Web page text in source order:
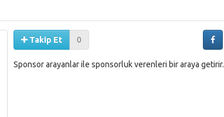
Takip Et 0
Sponsor arayanlar ile sponsorluk verenleri bir araya getirir.